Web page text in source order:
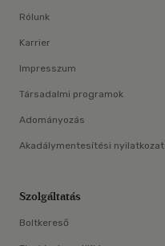
Rólunk
Karrier
Impresszum
Társadalmi programok
Adományozás
Akadálymentesítési nyilatkozat
Szolgáltatás
Boltkereső